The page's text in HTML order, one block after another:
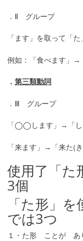
．Ⅱ グループ
「ます」を取って「
例如：「食べます」→
． 第三類動詞
．Ⅲ グループ
「◯◯します」→「し
「来ます」→「来た(き
使用了「た
3個
「た形」
では3つ
１・た形 ことが あ